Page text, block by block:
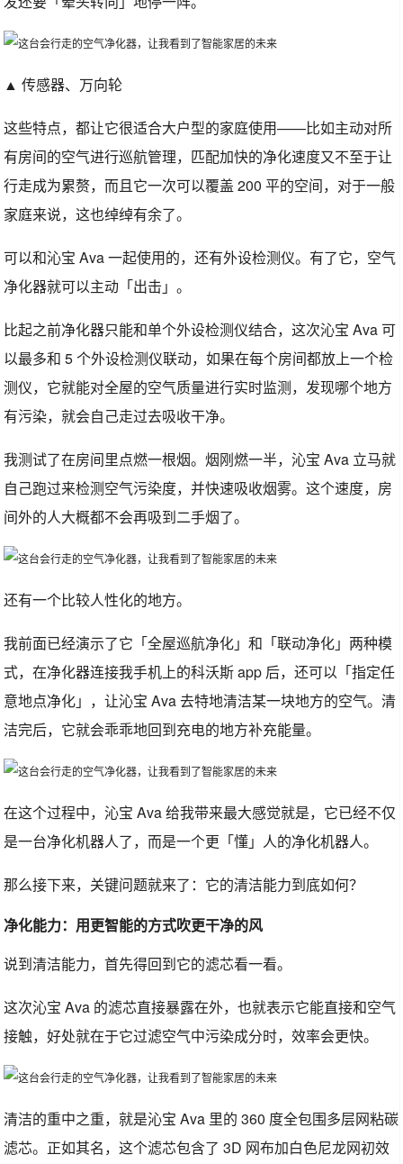
▲ 传感器、万向轮
这些特点，都让它很适合大户型的家庭使用——比如主动对所
有房间的空气进行巡航管理，匹配加快的净化速度又不至于让
行走成为累赘，而且它一次可以覆盖 200 平的空间，对于一般
家庭来说，这也绰绰有余了。
可以和沁宝 Ava 一起使用的，还有外设检测仪。有了它，空气
净化器就可以主动「出击」。
比起之前净化器只能和单个外设检测仪结合，这次沁宝 Ava 可
以最多和 5 个外设检测仪联动，如果在每个房间都放上一个检
测仪，它就能对全屋的空气质量进行实时监测，发现哪个地方
有污染，就会自己走过去吸收干净。
我测试了在房间里点燃一根烟。烟刚燃一半，沁宝 Ava 立马就
自己跑过来检测空气污染度，并快速吸收烟雾。这个速度，房
间外的人大概都不会再吸到二手烟了。
还有一个比较人性化的地方。
我前面已经演示了它「全屋巡航净化」和「联动净化」两种模
式，在净化器连接我手机上的科沃斯 app 后，还可以「指定任
意地点净化」，让沁宝 Ava 去特地清洁某一块地方的空气。清
洁完后，它就会乖乖地回到充电的地方补充能量。
在这个过程中，沁宝 Ava 给我带来最大感觉就是，它已经不仅
是一台净化机器人了，而是一个更「懂」人的净化机器人。
那么接下来，关键问题就来了：它的清洁能力到底如何？
净化能力：用更智能的方式吹更干净的风
说到清洁能力，首先得回到它的滤芯看一看。
这次沁宝 Ava 的滤芯直接暴露在外，也就表示它能直接和空气
接触，好处就在于它过滤空气中污染成分时，效率会更快。
清洁的重中之重，就是沁宝 Ava 里的 360 度全包围多层网粘碳
滤芯。正如其名，这个滤芯包含了 3D 网布加白色尼龙网初效